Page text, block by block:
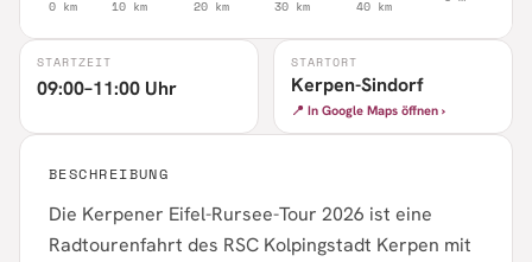
STARTZEIT
09:00–11:00 Uhr
STARTORT
Kerpen-Sindorf
📍 In Google Maps öffnen ›
BESCHREIBUNG
Die Kerpener Eifel-Rursee-Tour 2026 ist eine
Radtourenfahrt des RSC Kolpingstadt Kerpen mit